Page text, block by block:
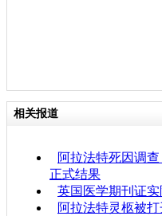
相关报道
阿拉法特死因调
正式结果
英国医学期刊证
阿拉法特灵柩被